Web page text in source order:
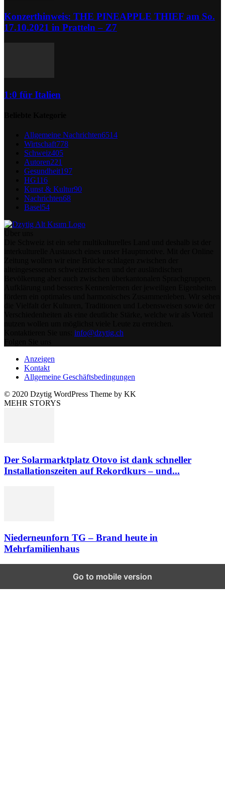
Konzerthinweis: THE PINEAPPLE THIEF am So.
17.10.2021 in Pratteln – Z7
1:0 für Italien
Allgemeine Nachrichten6514
Wirtschaft778
Schweiz405
Autoren221
Gesundheit197
HG116
Kunst & Kultur90
Nachrichten68
Basel54
info@dzytig.ch
Anzeigen
Kontakt
Allgemeine Geschäftsbedingungen
© 2020 Dzytig WordPress Theme by KK
MEHR STORYS
Der Solarmarktplatz Otovo ist dank schneller
Installationszeiten auf Rekordkurs – und...
Niederneunforn TG – Brand heute in
Mehrfamilienhaus
Go to mobile version